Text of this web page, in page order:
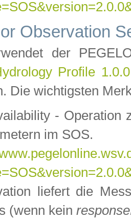
Observation
der
Profile
Die wichtigsten
- Operation
im SOS.
liefert die
(wenn kein